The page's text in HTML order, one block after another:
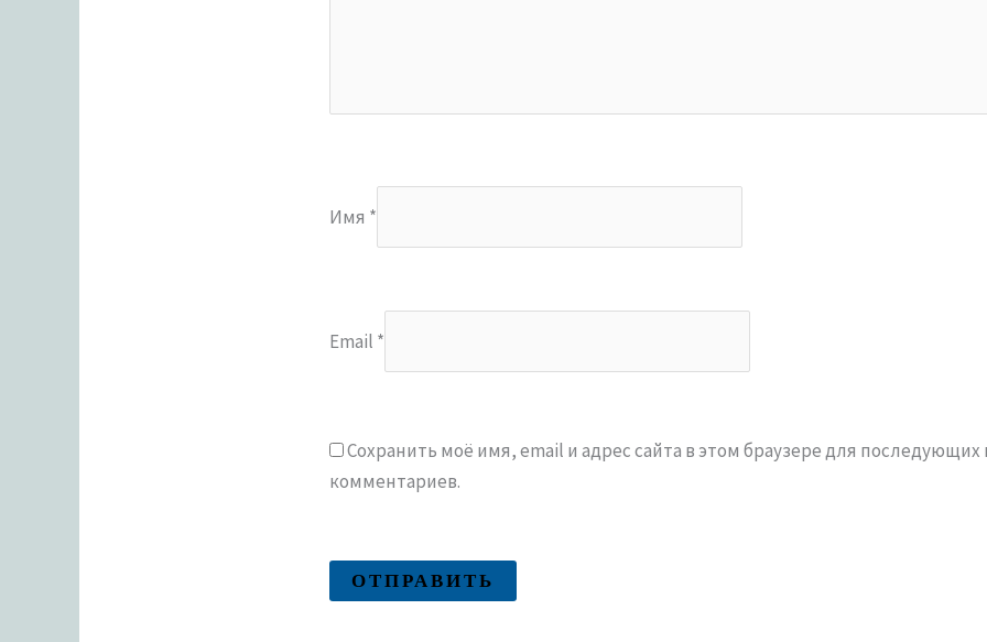
Имя *
Email *
Сохранить моё имя, email и адрес сайта в этом браузере для последующих
комментариев.